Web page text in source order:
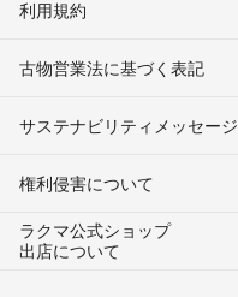
利用規約
古物営業法に基づく表記
サステナビリティメッセージ
権利侵害について
ラクマ公式ショップ
出店について